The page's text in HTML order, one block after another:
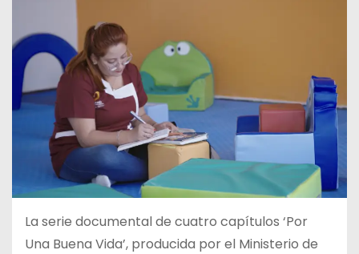
La serie documental de cuatro capítulos ‘Por
Una Buena Vida’, producida por el Ministerio de